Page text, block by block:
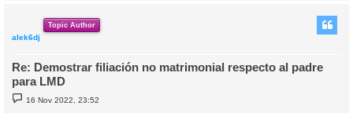
Topic Author
alek6dj
Re: Demostrar filiación no matrimonial respecto al padre
para LMD
M
e
16 Nov 2022, 23:52